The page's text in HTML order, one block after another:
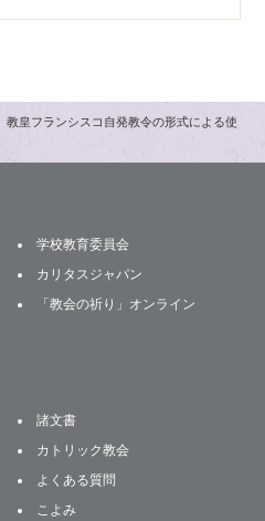
教皇フランシスコ自発教令の形式による使
学校教育委員会
カリタスジャパン
「教会の祈り」オンライン
諸文書
カトリック教会
よくある質問
こよみ